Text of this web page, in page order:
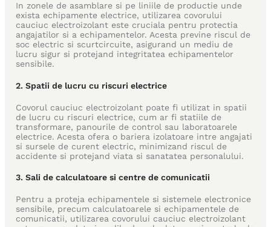
In zonele de asamblare si pe liniile de productie unde
exista echipamente electrice, utilizarea covorului
cauciuc electroizolant este cruciala pentru protectia
angajatilor si a echipamentelor. Acesta previne riscul de
soc electric si scurtcircuite, asigurand un mediu de
lucru sigur si protejand integritatea echipamentelor
sensibile.
2. Spatii de lucru cu riscuri electrice
Covorul cauciuc electroizolant poate fi utilizat in spatii
de lucru cu riscuri electrice, cum ar fi statiile de
transformare, panourile de control sau laboratoarele
electrice. Acesta ofera o bariera izolatoare intre angajati
si sursele de curent electric, minimizand riscul de
accidente si protejand viata si sanatatea personalului.
3. Sali de calculatoare si centre de comunicatii
Pentru a proteja echipamentele si sistemele electronice
sensibile, precum calculatoarele si echipamentele de
comunicatii, utilizarea covorului cauciuc electroizolant